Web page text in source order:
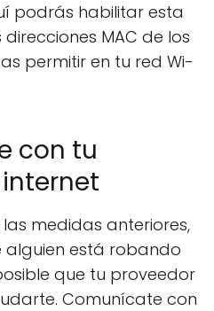
podrás habilitar esta
MAC de los
permitir en tu red Wi-
con tu
medidas anteriores,
alguien está robando
que tu proveedor
Comunícate con